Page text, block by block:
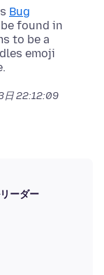
Bug
found in
to be a
emoji
日 22:12:09
ーダー